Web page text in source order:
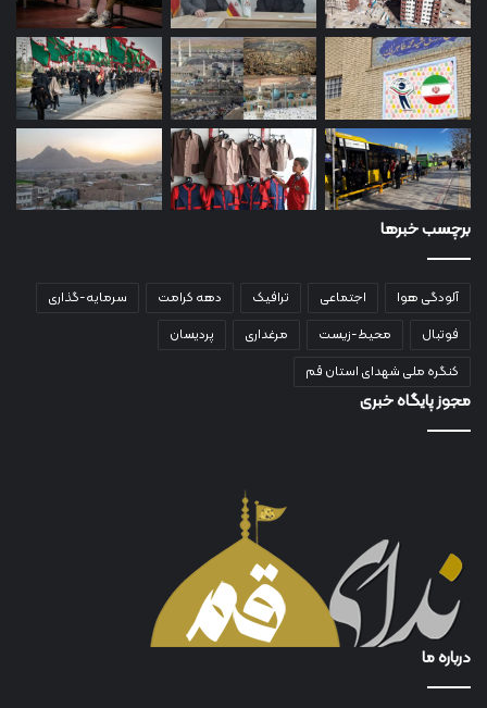
برچسب خبرها
آلودگی هوا اجتماعی ترافیک دهه کرامت
سرمایه-گذاری
فوتبال
محیط-زیست مرغداری
پردیسان
کنگره ملی شهدای استان قم
مجوز پایگاه خبری
درباره ما